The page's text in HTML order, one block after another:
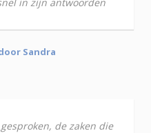
Sandra
de zaken die